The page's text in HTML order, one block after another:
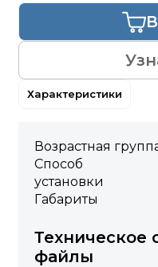
Характеристики
Возрастная
Способ
установки
Габариты
Техническое
файлы